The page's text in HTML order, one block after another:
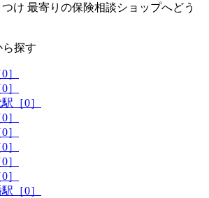
け 最寄りの保険相談ショップへどう
ら探す
］
］
［0］
］
］
］
］
］
［0］